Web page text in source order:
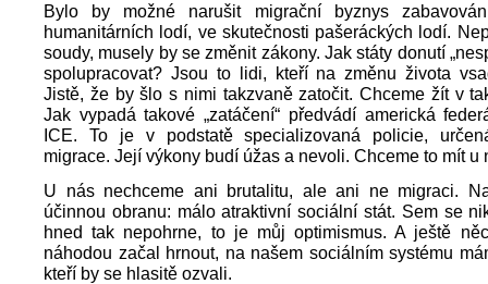
Bylo by možné narušit migrační byznys
humanitárních lodí, ve skutečnosti pašeráckých lodí.
soudy, musely by se změnit zákony. Jak státy donutí
spolupracovat? Jsou to lidi, kteří na změnu života
Jistě, že by šlo s nimi takzvaně zatočit. Chceme žít v
Jak vypadá takové „zatáčení“ předvádí americká
ICE. To je v podstatě specializovaná policie,
migrace. Její výkony budí úžas a nevoli. Chceme to mít u
U nás nechceme ani brutalitu, ale ani ne migraci.
účinnou obranu: málo atraktivní sociální stát. Sem se
hned tak nepohrne, to je můj optimismus. A ještě
náhodou začal hrnout, na našem sociálním systému
kteří by se hlasitě ozvali.